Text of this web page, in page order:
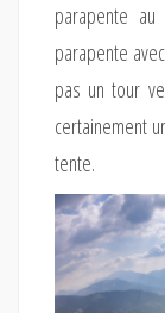
parapente
parapente
pas un tour
certainement
tente.